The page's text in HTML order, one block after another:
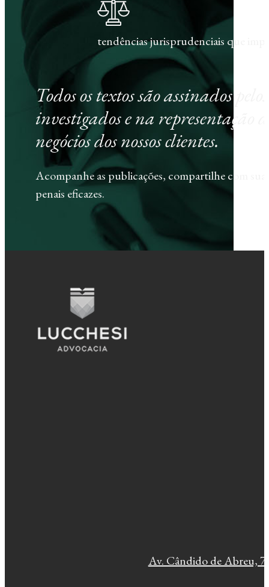
tendências jurisprudenciais que
Todos os textos são assinados
investigados e na representação
negócios dos nossos clientes.
Acompanhe as publicações, compartilhe com
penais eficazes.
Av. Cândido de Abreu,